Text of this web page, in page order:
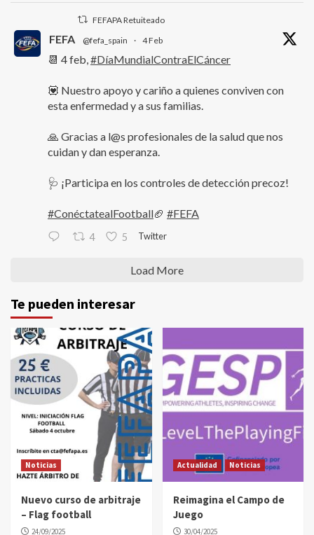
FEFAPA Retuiteado
FEFA @fefa_spain · 4 Feb
📆 4 feb,#DíaMundialContraElCáncer
💟 Nuestro apoyo y cariño a quienes conviven con
esta enfermedad y a sus familias.
🙏 Gracias a l@s profesionales de la salud que nos
cuidan y dan esperanza.
🩺 ¡Participa en los controles de detección precoz!
#ConéctatealFootball🏈 #FEFA
4 5 Twitter
Load More
Te pueden interesar
Noticias
Nuevo curso de arbitraje
– Flag football
24/09/2025
Actualidad Noticias
Reimagina el Campo de
Juego
30/04/2025